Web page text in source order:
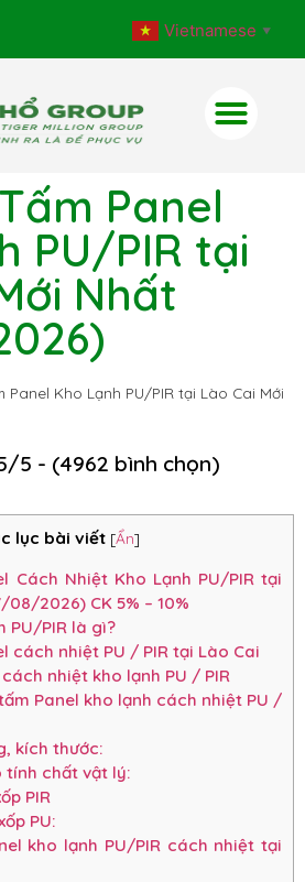
Vietnamese ▼
Panel
PU/PIR tại
Nhất
Panel Kho Lạnh PU/PIR tại Lào Cai Mới
5 - (4962 bình chọn)
lục bài viết [Ẩn]
Cách Nhiệt Kho Lạnh PU/PIR tại
2026) CK 5% – 10%
PU/PIR là gì?
cách nhiệt PU / PIR tại Lào Cai
nhiệt kho lạnh PU / PIR
Panel kho lạnh cách nhiệt PU /
kích thước:
tính chất vật lý:
PIR
PU:
kho lạnh PU/PIR cách nhiệt tại